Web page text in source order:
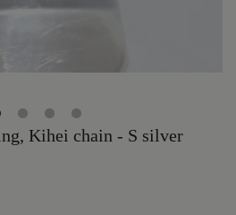
Kihei chain - S silver